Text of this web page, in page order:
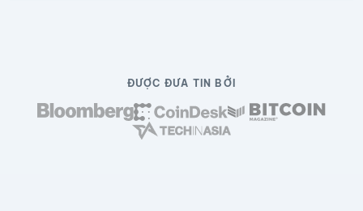
ĐƯỢC ĐƯA TIN BỞI